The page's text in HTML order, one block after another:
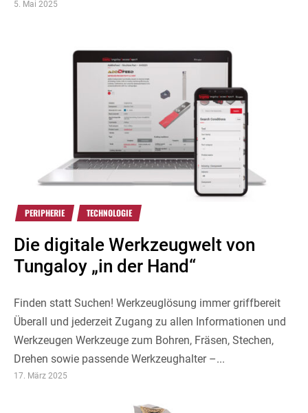
5. Mai 2025
PERIPHERIE TECHNOLOGIE
Die digitale Werkzeugwelt von
Tungaloy „in der Hand“
Finden statt Suchen! Werkzeuglösung immer griffbereit
Überall und jederzeit Zugang zu allen Informationen und
Werkzeugen Werkzeuge zum Bohren, Fräsen, Stechen,
Drehen sowie passende Werkzeughalter –...
17. März 2025